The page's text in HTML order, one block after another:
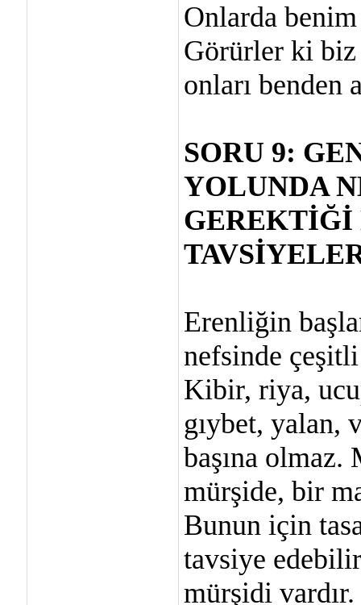
Onlarda
Görürler ki
onları benden
SORU 9:
YOLUNDA
GEREKTİĞİ
Erenliğin
nefsinde
Kibir, riya,
gıybet, yalan,
başına
mürşide, bir
Bunun için
tavsiye
mürşidi